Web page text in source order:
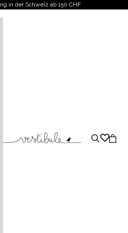
in der Schweiz ab 150 CHF
Vestibule Suche